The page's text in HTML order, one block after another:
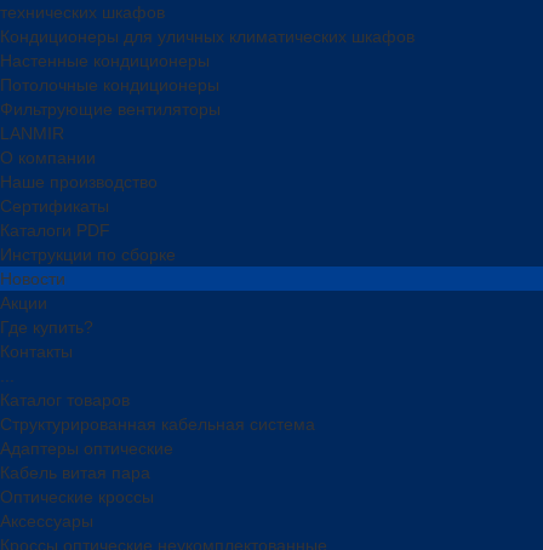
технических шкафов
Кондиционеры для уличных климатических шкафов
Настенные кондиционеры
Потолочные кондиционеры
Фильтрующие вентиляторы
LANMIR
О компании
Наше производство
Сертификаты
Каталоги PDF
Инструкции по сборке
Новости
Акции
Где купить?
Контакты
Каталог товаров
Структурированная кабельная система
Адаптеры оптические
Кабель витая пара
Оптические кроссы
Аксессуары
Кроссы оптические неукомплектованные